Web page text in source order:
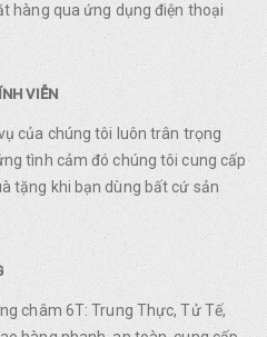
hàng qua ứng dụng điện thoại
VIỄN
của chúng tôi luôn trân trọng
tình cảm đó chúng tôi cung cấp
tặng khi bạn dùng bất cứ sản
châm 6T: Trung Thực, Tử Tế,